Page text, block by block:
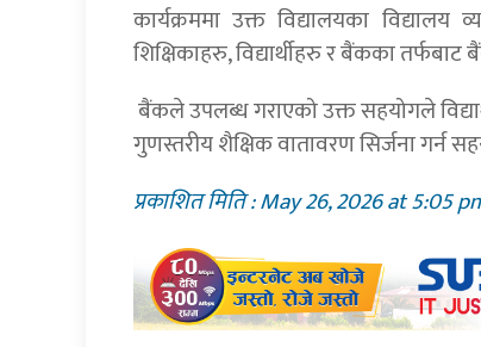
कार्यक्रममा उक्त विद्यालयका
शिक्षिकाहरु, विद्यार्थीहरु र बैंकका
बैंकले उपलब्ध गराएको उक्त सहयोगले
गुणस्तरीय शैक्षिक वातावरण सिर्जना गर्न
प्रकाशित मिति : May 26, 2026 at 5:05